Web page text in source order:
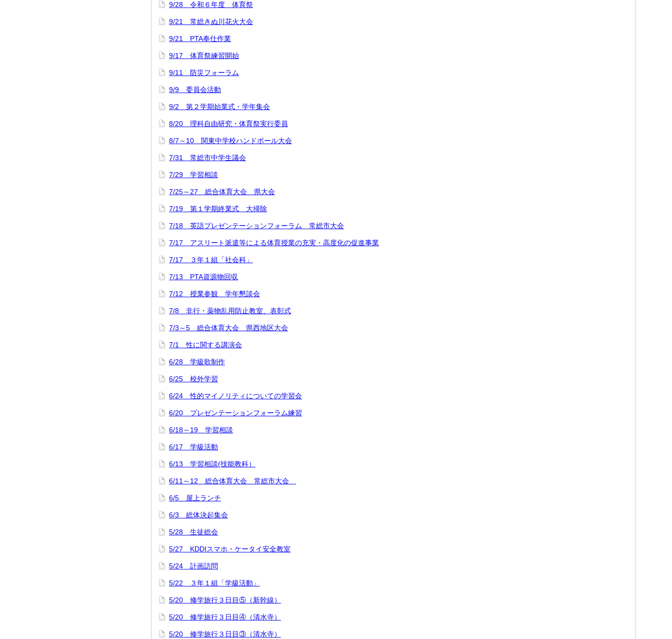
9/28 令和６年度 体育祭
9/21 常総きぬ川花火大会
9/21 PTA奉仕作業
9/17 体育祭練習開始
9/11 防災フォーラム
9/9 委員会活動
9/2 第２学期始業式・学年集会
8/20 理科自由研究・体育祭実行委員
8/7～10 関東中学校ハンドボール大会
7/31 常総市中学生議会
7/29 学習相談
7/25～27 総合体育大会 県大会
7/19 第１学期終業式 大掃除
7/18 英語プレゼンテーションフォーラム 常総市大会
7/17 アスリート派遣等による体育授業の充実・高度化の促進事業
7/17 ３年１組「社会科」
7/13 PTA資源物回収
7/12 授業参観 学年懇談会
7/8 非行・薬物乱用防止教室、表彰式
7/3～5 総合体育大会 県西地区大会
7/1 性に関する講演会
6/28 学級歌制作
6/25 校外学習
6/24 性的マイノリティについての学習会
6/20 プレゼンテーションフォーラム練習
6/18～19 学習相談
6/17 学級活動
6/13 学習相談(技能教科）
6/11～12 総合体育大会 常総市大会
6/5 屋上ランチ
6/3 総体決起集会
5/28 生徒総会
5/27 KDDIスマホ・ケータイ安全教室
5/24 計画訪問
5/22 ３年１組「学級活動」
5/20 修学旅行３日目⑤（新幹線）
5/20 修学旅行３日目④（清水寺）
5/20 修学旅行３日目③（清水寺）